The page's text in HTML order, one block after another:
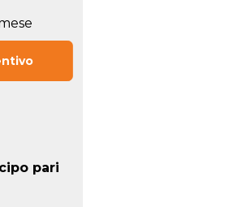
pari